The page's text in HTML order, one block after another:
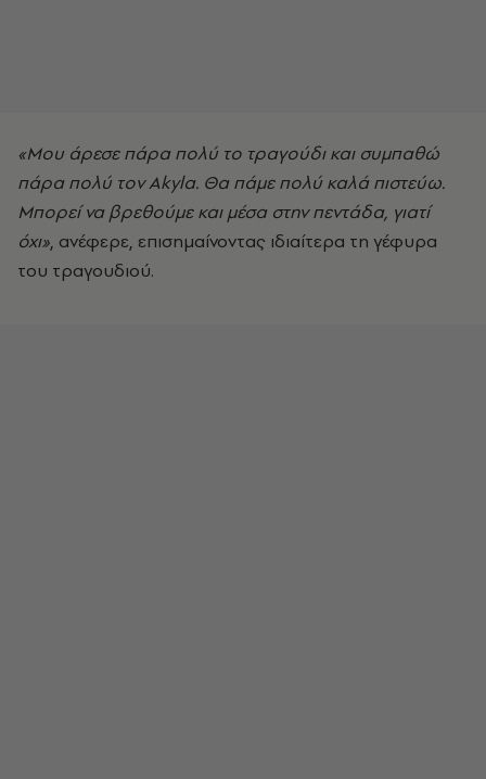
«Μου άρεσε πάρα πολύ το τραγούδι και συμπαθώ
πάρα πολύ τον Akyla. Θα πάμε πολύ καλά πιστεύω.
Μπορεί να βρεθούμε και μέσα στην πεντάδα, γιατί
όχι», ανέφερε, επισημαίνοντας ιδιαίτερα τη γέφυρα
του τραγουδιού.